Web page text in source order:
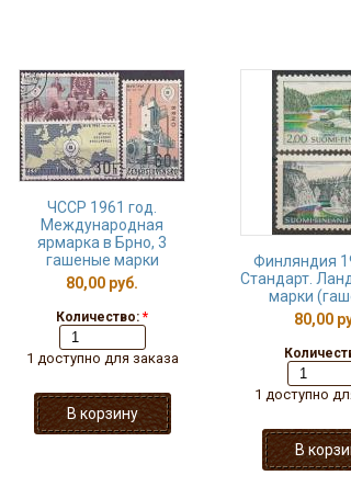
ЧССР 1961 год.
Международная
ярмарка в Брно, 3
гашеные марки
80,00 руб.
Количество: *
1 доступно для заказа
Финляндия
Стандарт.
марки
80,00
1 доступно